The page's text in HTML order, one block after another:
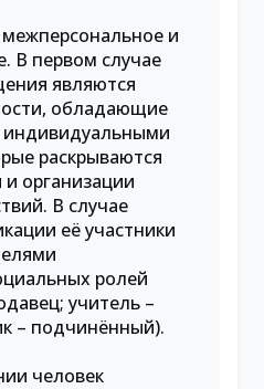
и
В первом случае
являются
обладающие
раскрываются
организации
В случае
её участники
ролей
учитель –
– подчинённый).
человек